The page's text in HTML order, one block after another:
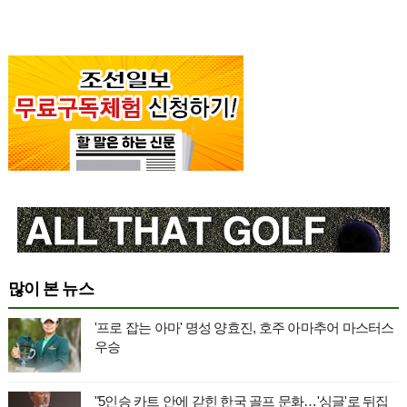
많이 본 뉴스
'프로 잡는 아마' 명성 양효진, 호주 아마추어 마스터스
우승
"5인승 카트 안에 갇힌 한국 골프 문화…'싱글'로 뒤집